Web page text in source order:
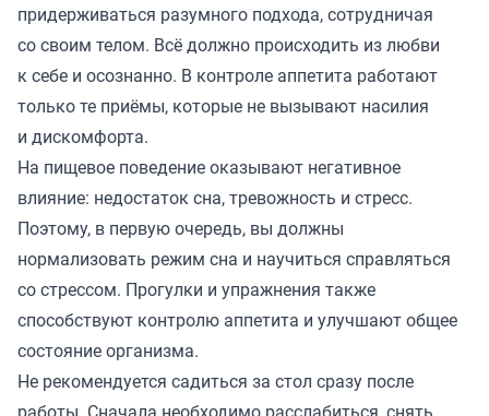
придерживаться разумного подхода, сотрудничая
со своим телом. Всё должно происходить из любви
к себе и осознанно. В контроле аппетита работают
только те приёмы, которые не вызывают насилия
и дискомфорта.
На пищевое поведение оказывают негативное
влияние: недостаток сна, тревожность и стресс.
Поэтому, в первую очередь, вы должны
нормализовать режим сна и научиться справляться
со стрессом. Прогулки и упражнения также
способствуют контролю аппетита и улучшают общее
состояние организма.
Не рекомендуется садиться за стол сразу после